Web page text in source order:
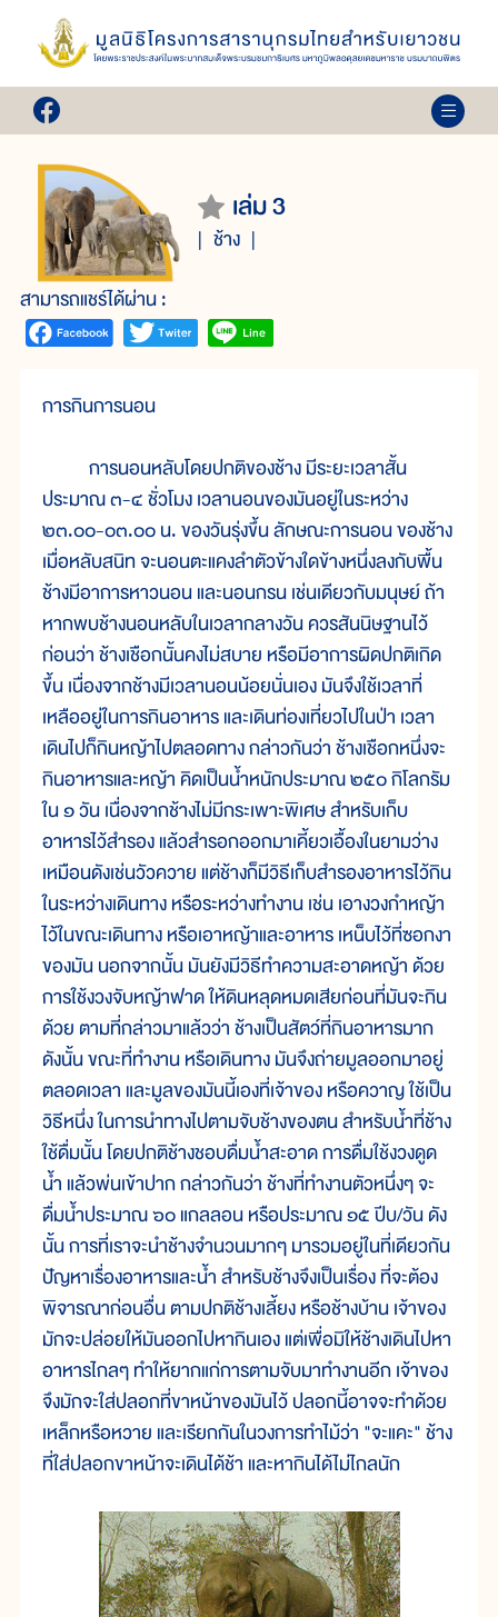
เล่ม 3
ช้าง
สามารถแชร์ได้ผ่าน :
การกินการนอน
การนอนหลับโดยปกติของช้าง มีระยะเวลาสั้น
ประมาณ ๓-๔ ชั่วโมง เวลานอนของมันอยู่ในระหว่าง
๒๓.๐๐-๐๓.๐๐ น. ของวันรุ่งขึ้น ลักษณะการนอน ของช้าง
เมื่อหลับสนิท จะนอนตะแคงลำตัวข้างใดข้างหนึ่งลงกับพื้น
ช้างมีอาการหาวนอน และนอนกรน เช่นเดียวกับมนุษย์ ถ้า
หากพบช้างนอนหลับในเวลากลางวัน ควรสันนิษฐานไว้
ก่อนว่า ช้างเชือกนั้นคงไม่สบาย หรือมีอาการผิดปกติเกิด
ขึ้น เนื่องจากช้างมีเวลานอนน้อยนั่นเอง มันจึงใช้เวลาที่
เหลืออยู่ในการกินอาหาร และเดินท่องเที่ยวไปในป่า เวลา
เดินไปก็กินหญ้าไปตลอดทาง กล่าวกันว่า ช้างเชือกหนึ่งจะ
กินอาหารและหญ้า คิดเป็นน้ำหนักประมาณ ๒๕๐ กิโลกรัม
ใน ๑ วัน เนื่องจากช้างไม่มีกระเพาะพิเศษ สำหรับเก็บ
อาหารไว้สำรอง แล้วสำรอกออกมาเคี้ยวเอื้องในยามว่าง
เหมือนดังเช่นวัวควาย แต่ช้างก็มีวิธีเก็บสำรองอาหารไว้กิน
ในระหว่างเดินทาง หรือระหว่างทำงาน เช่น เอางวงกำหญ้า
ไว้ในขณะเดินทาง หรือเอาหญ้าและอาหาร เหน็บไว้ที่ซอกงา
ของมัน นอกจากนั้น มันยังมีวิธีทำความสะอาดหญ้า ด้วย
การใช้งวงจับหญ้าฟาด ให้ดินหลุดหมดเสียก่อนที่มันจะกิน
ด้วย ตามที่กล่าวมาแล้วว่า ช้างเป็นสัตว์ที่กินอาหารมาก
ดังนั้น ขณะที่ทำงาน หรือเดินทาง มันจึงถ่ายมูลออกมาอยู่
ตลอดเวลา และมูลของมันนี้เองที่เจ้าของ หรือควาญ ใช้เป็น
วิธีหนึ่ง ในการนำทางไปตามจับช้างของตน สำหรับน้ำที่ช้าง
ใช้ดื่มนั้น โดยปกติช้างชอบดื่มน้ำสะอาด การดื่มใช้งวงดูด
น้ำ แล้วพ่นเข้าปาก กล่าวกันว่า ช้างที่ทำงานตัวหนึ่งๆ จะ
ดื่มน้ำประมาณ ๖๐ แกลลอน หรือประมาณ ๑๕ ปีบ/วัน ดัง
นั้น การที่เราจะนำช้างจำนวนมากๆ มารวมอยู่ในที่เดียวกัน
ปัญหาเรื่องอาหารและน้ำ สำหรับช้างจึงเป็นเรื่อง ที่จะต้อง
พิจารณาก่อนอื่น ตามปกติช้างเลี้ยง หรือช้างบ้าน เจ้าของ
มักจะปล่อยให้มันออกไปหากินเอง แต่เพื่อมิให้ช้างเดินไปหา
อาหารไกลๆ ทำให้ยากแก่การตามจับมาทำงานอีก เจ้าของ
จึงมักจะใส่ปลอกที่ขาหน้าของมันไว้ ปลอกนี้อาจจะทำด้วย
เหล็กหรือหวาย และเรียกกันในวงการทำไม้ว่า "จะแคะ" ช้าง
ที่ใส่ปลอกขาหน้าจะเดินได้ช้า และหากินได้ไม่ไกลนัก